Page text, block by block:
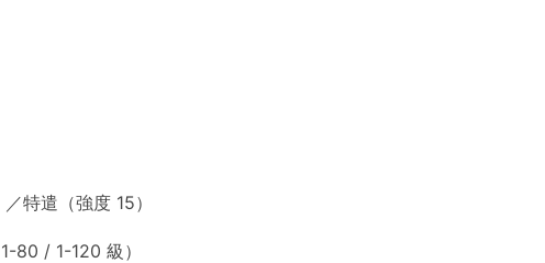
特遣（強度 15）
/ 1-120 級）